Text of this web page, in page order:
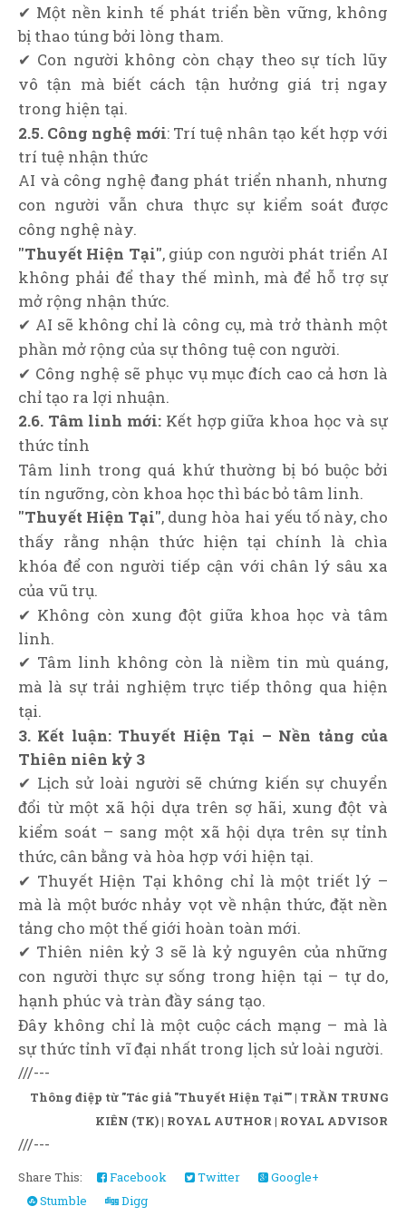
✔ Một nền kinh tế phát triển bền vững, không
bị thao túng bởi lòng tham.
✔ Con người không còn chạy theo sự tích lũy
vô tận mà biết cách tận hưởng giá trị ngay
trong hiện tại.
2.5. Công nghệ mới: Trí tuệ nhân tạo kết hợp với
trí tuệ nhận thức
AI và công nghệ đang phát triển nhanh, nhưng
con người vẫn chưa thực sự kiểm soát được
công nghệ này.
"Thuyết Hiện Tại", giúp con người phát triển AI
không phải để thay thế mình, mà để hỗ trợ sự
mở rộng nhận thức.
✔ AI sẽ không chỉ là công cụ, mà trở thành một
phần mở rộng của sự thông tuệ con người.
✔ Công nghệ sẽ phục vụ mục đích cao cả hơn là
chỉ tạo ra lợi nhuận.
2.6. Tâm linh mới:Kết hợp giữa khoa học và sự
thức tỉnh
Tâm linh trong quá khứ thường bị bó buộc bởi
tín ngưỡng, còn khoa học thì bác bỏ tâm linh.
"Thuyết Hiện Tại", dung hòa hai yếu tố này, cho
thấy rằng nhận thức hiện tại chính là chìa
khóa để con người tiếp cận với chân lý sâu xa
của vũ trụ.
✔ Không còn xung đột giữa khoa học và tâm
linh.
✔ Tâm linh không còn là niềm tin mù quáng,
mà là sự trải nghiệm trực tiếp thông qua hiện
tại.
3. Kết luận: Thuyết Hiện Tại – Nền tảng của
Thiên niên kỷ 3
✔ Lịch sử loài người sẽ chứng kiến sự chuyển
đổi từ một xã hội dựa trên sợ hãi, xung đột và
kiểm soát – sang một xã hội dựa trên sự tỉnh
thức, cân bằng và hòa hợp với hiện tại.
✔ Thuyết Hiện Tại không chỉ là một triết lý –
mà là một bước nhảy vọt về nhận thức, đặt nền
tảng cho một thế giới hoàn toàn mới.
✔ Thiên niên kỷ 3 sẽ là kỷ nguyên của những
con người thực sự sống trong hiện tại – tự do,
hạnh phúc và tràn đầy sáng tạo.
Đây không chỉ là một cuộc cách mạng – mà là
sự thức tỉnh vĩ đại nhất trong lịch sử loài người.
///---
Thông điệp từ "Tác giả "Thuyết Hiện Tại"" | TRẦN TRUNG
KIÊN (TK) | ROYAL AUTHOR | ROYAL ADVISOR
///---
Share This: Facebook Twitter
Google+
Stumble
Digg